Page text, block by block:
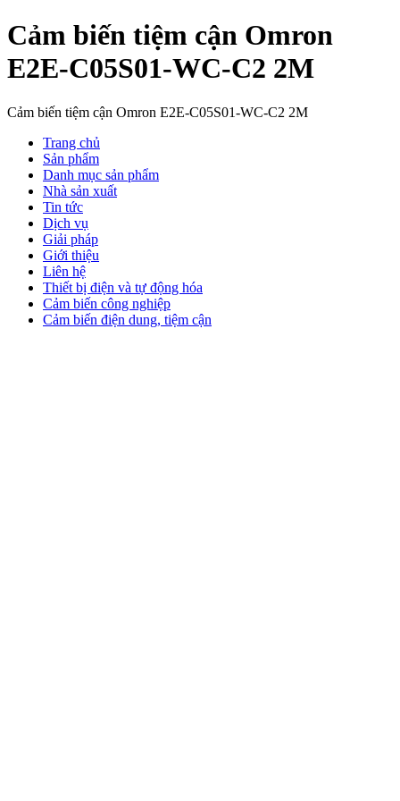
Cảm biến tiệm cận Omron
E2E-C05S01-WC-C2 2M
Cảm biến tiệm cận Omron E2E-C05S01-WC-C2 2M
Trang chủ
Sản phẩm
Danh mục sản phẩm
Nhà sản xuất
Tin tức
Dịch vụ
Giải pháp
Giới thiệu
Liên hệ
Thiết bị điện và tự động hóa
Cảm biến công nghiệp
Cảm biến điện dung, tiệm cận